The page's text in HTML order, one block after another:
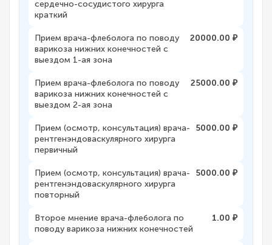
сердечно-сосудистого хирурга
краткий
Прием врача-флеболога по поводу
варикоза нижних конечностей с
выездом 1-ая зона
20000.00 ₽
Прием врача-флеболога по поводу
варикоза нижних конечностей с
выездом 2-ая зона
25000.00 ₽
Прием (осмотр, консультация) врача-
рентгенэндоваскулярного хирурга
первичный
5000.00 ₽
Прием (осмотр, консультация) врача-
рентгенэндоваскулярного хирурга
повторный
5000.00 ₽
Второе мнение врача-флеболога по
поводу варикоза нижних конечностей
1.00 ₽